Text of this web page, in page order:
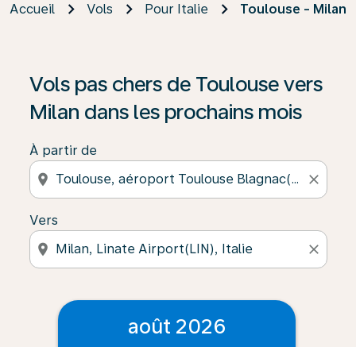
Accueil Vols Pour Italie Toulouse - Milan
Vols pas chers de Toulouse vers
Milan dans les prochains mois
À partir de
location_on close
Vers
location_on close
août 2026